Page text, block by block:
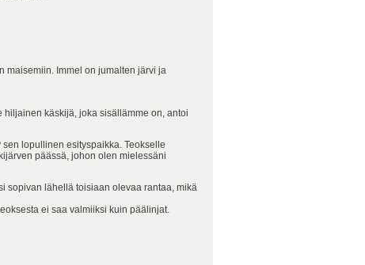
maisemiin. Immel on jumalten järvi ja
käskijä, joka sisällämme on, antoi
lopullinen esityspaikka. Teokselle
päässä, johon olen mielessäni
sopivan lähellä toisiaan olevaa rantaa, mikä
ei saa valmiiksi kuin päälinjat.